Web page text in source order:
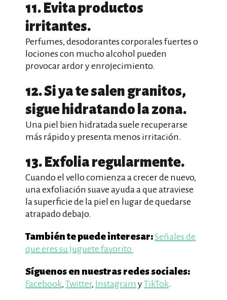
11. Evita productos
irritantes.
Perfumes, desodorantes corporales fuertes o
lociones con mucho alcohol pueden
provocar ardor y enrojecimiento.
12. Si ya te salen granitos,
sigue hidratando la zona.
Una piel bien hidratada suele recuperarse
más rápido y presenta menos irritación.
13. Exfolia regularmente.
Cuando el vello comienza a crecer de nuevo,
una exfoliación suave ayuda a que atraviese
la superficie de la piel en lugar de quedarse
atrapado debajo.
También te puede interesar:Señales de
que eres su juguete favorito
Síguenos en nuestras redes sociales:
Facebook, Twitter, Instagram yTikTok.